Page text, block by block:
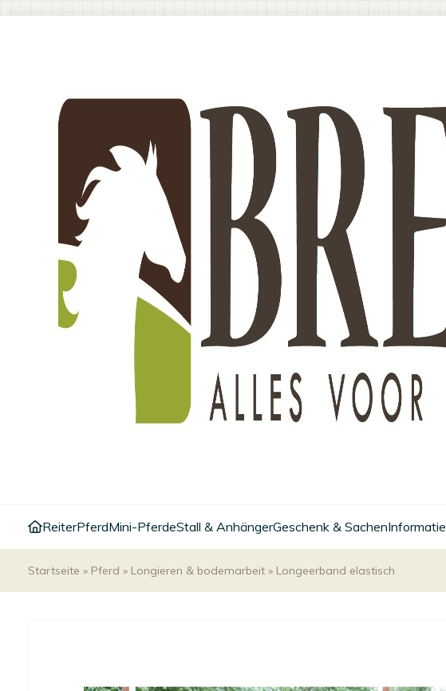
ReiterPferdMini-PferdeStall & AnhängerGeschenk & SachenInformatie
Startseite » Pferd » Longieren & bodemarbeit » Longeerband elastisch